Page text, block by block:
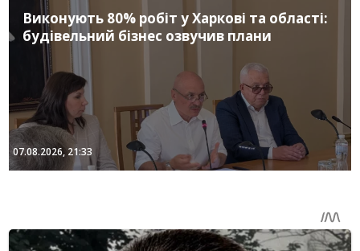
Виконують 80% робіт у Харкові та області:
будівельний бізнес озвучив плани
07.08.2026, 21:33